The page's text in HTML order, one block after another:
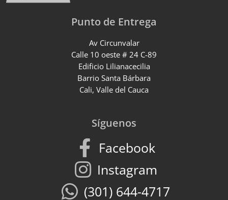
Punto de Entrega
Av Circunvalar
Calle 10 oeste # 24 C-89
Edificio Lilianacecilia
Barrio Santa Bárbara
Cali, Valle del Cauca
Síguenos
Facebook
Instagram
(301) 644-4717